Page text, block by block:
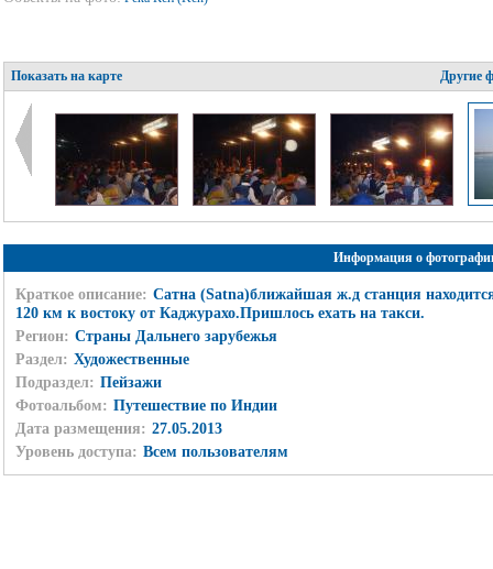
Показать на карте Другие
Информация о
Краткое описание: Сатна (Satna)ближайшая ж.д станция
120 км к востоку от Каджурахо.Пришлось ехать на такси.
Регион: Страны Дальнего зарубежья
Раздел: Художественные
Подраздел: Пейзажи
Фотоальбом: Путешествие по Индии
Дата размещения: 27.05.2013
Уровень доступа: Всем пользователям